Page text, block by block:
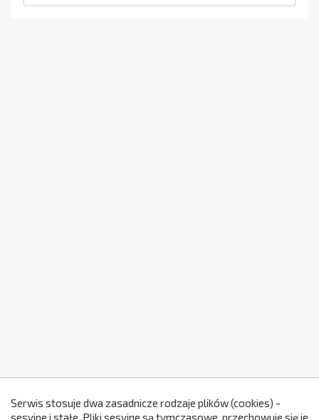
Serwis stosuje dwa zasadnicze rodzaje plików (cookies) -
sesyjne i stałe. Pliki sesyjne są tymczasowe, przechowuje się je